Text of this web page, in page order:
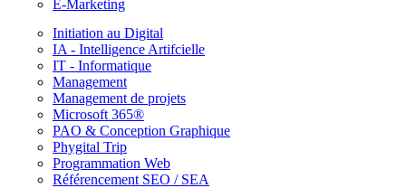
E-Marketing
Initiation au Digital
IA - Intelligence Artifcielle
IT - Informatique
Management
Management de projets
Microsoft 365®
PAO & Conception Graphique
Phygital Trip
Programmation Web
Référencement SEO / SEA